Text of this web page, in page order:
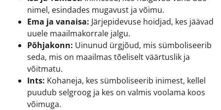
nimel, esindades mugavust ja võimu.
Ema ja vanaisa: Järjepidevuse hoidjad, kes jäävad
uuele maailmakorrale jalgu.
Põhjakonn: Uinunud ürgjõud, mis sümboliseerib
seda, mis on maailmas tõeliselt väärtuslik ja
võitmatu.
Ints: Kohaneja, kes sümboliseerib inimest, kellel
puudub selgroog ja kes on valmis voolama koos
võimuga.